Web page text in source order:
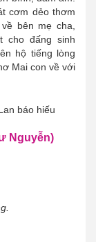
cơm dẻo thơm
bên mẹ cha,
cho đấng sinh
hộ tiếng lòng
Mai con về với
Nguyễn)